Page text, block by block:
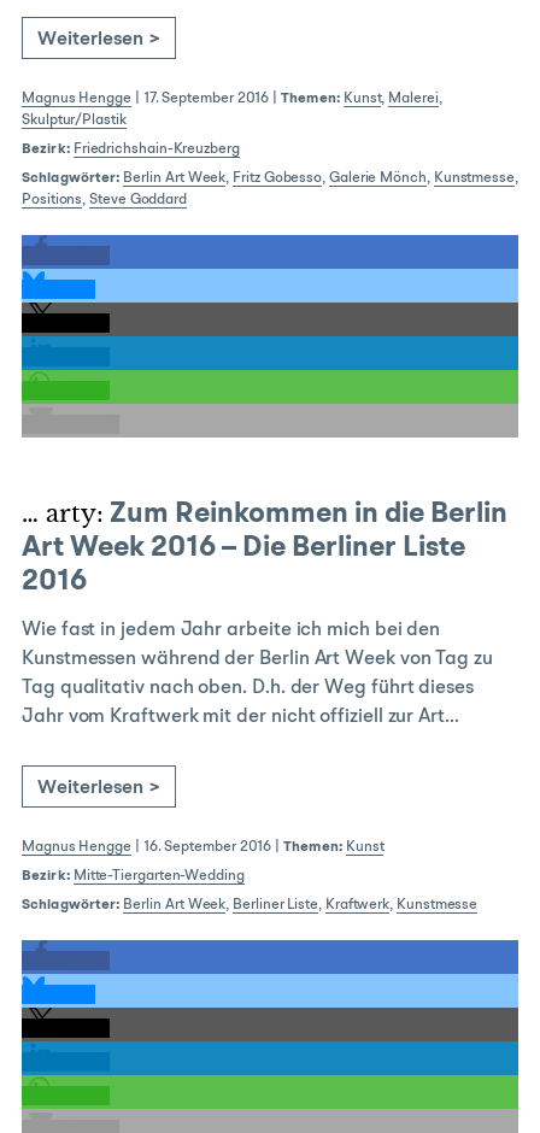
Weiterlesen >
Magnus Hengge| 17. September 2016 |Themen: Kunst, Malerei,
Skulptur/Plastik
Bezirk: Friedrichshain-Kreuzberg
Schlagwörter: Berlin Art Week, Fritz Gobesso, Galerie Mönch, Kunstmesse,
Positions,Steve Goddard
… arty: Zum Reinkommen in die Berlin
Art Week 2016 – Die Berliner Liste
2016
Wie fast in jedem Jahr arbeite ich mich bei den
Kunstmessen während der Berlin Art Week von Tag zu
Tag qualitativ nach oben. D.h. der Weg führt dieses
Jahr vom Kraftwerk mit der nicht offiziell zur Art…
Weiterlesen >
Magnus Hengge| 16. September 2016 |Themen: Kunst
Bezirk: Mitte-Tiergarten-Wedding
Schlagwörter: Berlin Art Week, Berliner Liste, Kraftwerk, Kunstmesse